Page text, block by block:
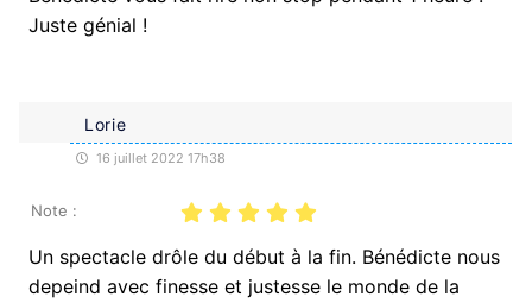
Juste génial !
Lorie
16 juillet 2022 17h38
Note :
Un spectacle drôle du début à la fin. Bénédicte nous
depeind avec finesse et justesse le monde de la